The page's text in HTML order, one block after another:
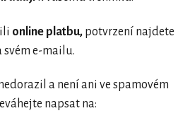
online platbu, potvrzení najdete
svém e-mailu.
a není ani ve spamovém
napsat na: